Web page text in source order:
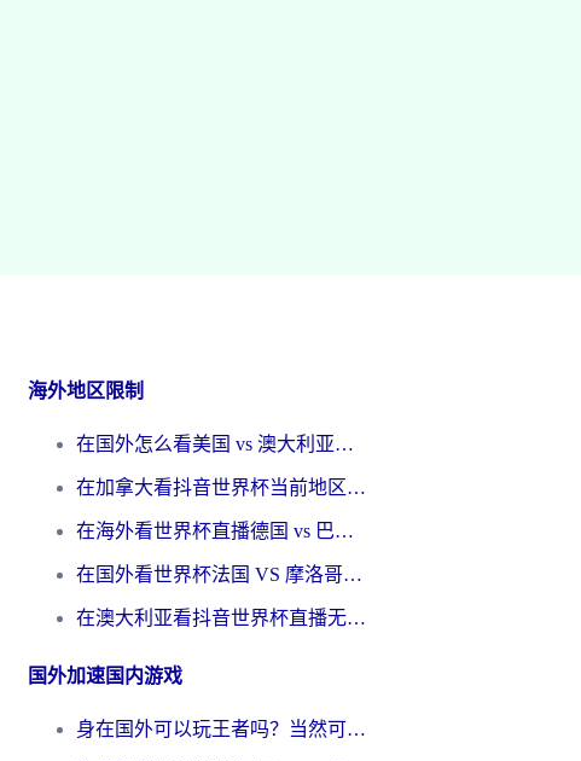
海外地区限制
在国外怎么看美国 vs 澳大利亚世界杯直播？海外党必藏的中文解说观赛指南
在加拿大看抖音世界杯当前地区不可播放？海外党体育观赛终极指南
在海外看世界杯直播德国 vs 巴拉圭当前IP受限制？这篇指南帮你轻松解决地区限制
在国外看世界杯法国 VS 摩洛哥仅限中国大陆？别让地域限制拦下你的欢呼
在澳大利亚看抖音世界杯直播无法播放？海外党体育观赛终极指南来了！
国外加速国内游戏
身在国外可以玩王者吗？当然可以，但你需要这份“加速”指南